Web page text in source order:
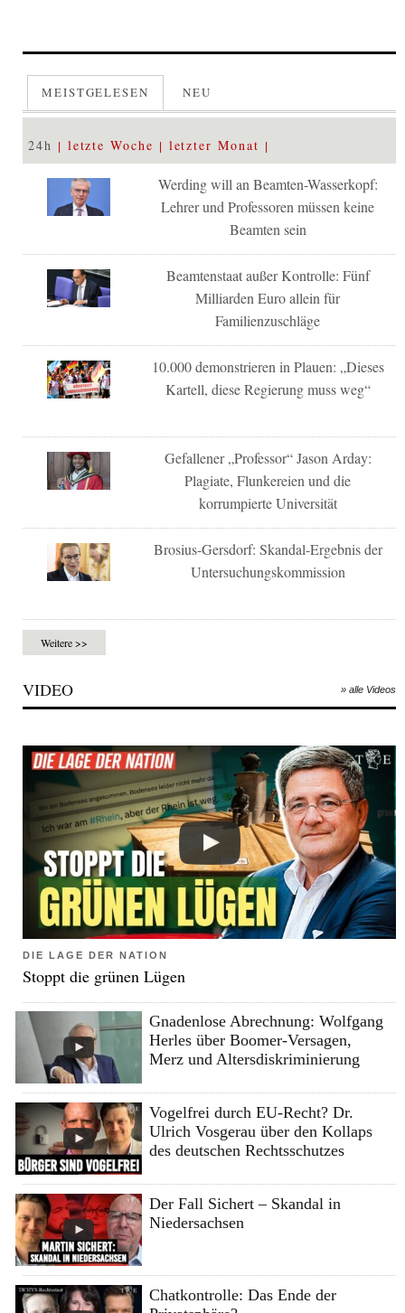
MEISTGELESEN NEU
24h letzte Woche letzter Monat
Werding will an Beamten-Wasserkopf:
Lehrer und Professoren müssen keine
Beamten sein
Beamtenstaat außer Kontrolle: Fünf
Milliarden Euro allein für
Familienzuschläge
10.000 demonstrieren in Plauen: „Dieses
Kartell, diese Regierung muss weg“
Gefallener „Professor“ Jason Arday:
Plagiate, Flunkereien und die
korrumpierte Universität
Brosius-Gersdorf: Skandal-Ergebnis der
Untersuchungskommission
Weitere >>
VIDEO » alle Videos
DIE LAGE DER NATION
Stoppt die grünen Lügen
Gnadenlose Abrechnung: Wolfgang
Herles über Boomer-Versagen,
Merz und Altersdiskriminierung
Vogelfrei durch EU-Recht? Dr.
Ulrich Vosgerau über den Kollaps
des deutschen Rechtsschutzes
Der Fall Sichert – Skandal in
Niedersachsen
Chatkontrolle: Das Ende der